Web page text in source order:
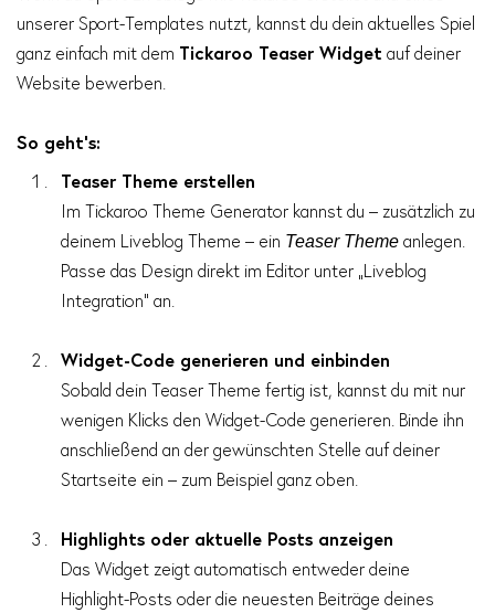
unserer Sport-Templates nutzt, kannst du dein aktuelles Spiel
ganz einfach mit dem Tickaroo Teaser Widget auf deiner
Website bewerben.
So geht’s:
Teaser Theme erstellen
Im Tickaroo Theme Generator kannst du – zusätzlich zu
deinem Liveblog Theme – ein Teaser Theme anlegen.
Passe das Design direkt im Editor unter „Liveblog
Integration“ an.
Widget-Code generieren und einbinden
Sobald dein Teaser Theme fertig ist, kannst du mit nur
wenigen Klicks den Widget-Code generieren. Binde ihn
anschließend an der gewünschten Stelle auf deiner
Startseite ein – zum Beispiel ganz oben.
Highlights oder aktuelle Posts anzeigen
Das Widget zeigt automatisch entweder deine
Highlight-Posts oder die neuesten Beiträge deines